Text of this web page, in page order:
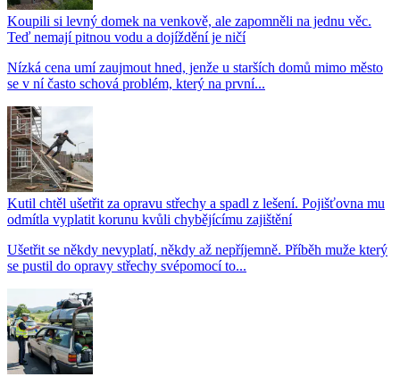
Koupili si levný domek na venkově, ale zapomněli na jednu věc.
Teď nemají pitnou vodu a dojíždění je ničí
Nízká cena umí zaujmout hned, jenže u starších domů mimo město
se v ní často schová problém, který na první...
Kutil chtěl ušetřit za opravu střechy a spadl z lešení. Pojišťovna mu
odmítla vyplatit korunu kvůli chybějícímu zajištění
Ušetřit se někdy nevyplatí, někdy až nepříjemně. Příběh muže který
se pustil do opravy střechy svépomocí to...